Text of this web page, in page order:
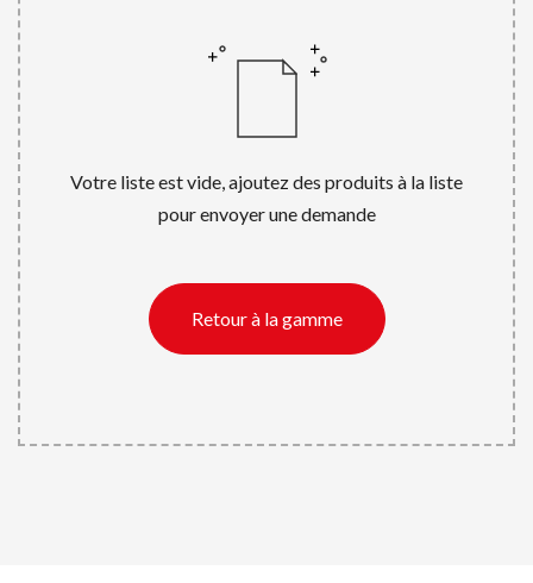
Votre liste est vide, ajoutez des produits à la liste
pour envoyer une demande
Retour à la gamme